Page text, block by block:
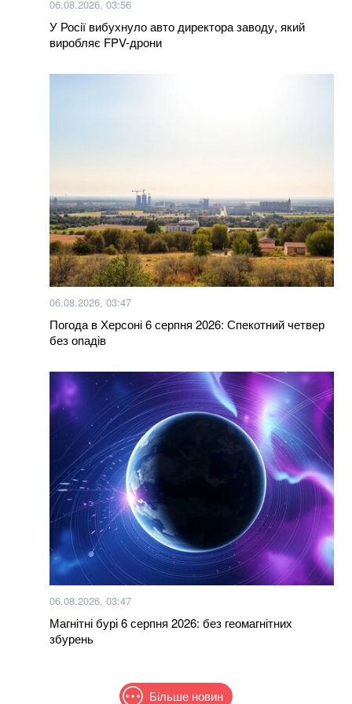
здивуєтеся, але це не 36,6
06.08.2026, 03:56
У Росії вибухнуло авто директора заводу, який
виробляє FPV-дрони
06.08.2026, 03:47
Погода в Херсоні 6 серпня 2026: Спекотний четвер
без опадів
06.08.2026, 03:47
Магнітні бурі 6 серпня 2026: без геомагнітних
збурень
Більше новин